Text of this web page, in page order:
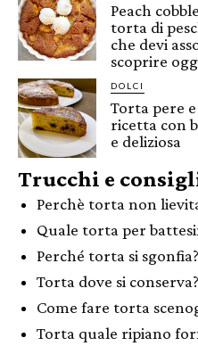
Peach
torta di
che devi
scoprire
DOLCI
Torta pere
ricetta con
e deliziosa
Trucchi e
Perchè torta non
Quale torta per
Perché torta si sgonfia?
Torta dove si conserva?
Come fare torta
Torta quale ripiano